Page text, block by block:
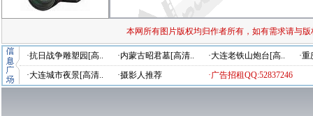
本网所有图片版权均归作者所有，如有需求请与
·抗日战争雕塑园[高.. ·内蒙古昭君墓[高清.. ·大连老铁山炮台[高..
·
·大连城市夜景[高清..
·摄影人推荐 ·广告招租QQ:52837246